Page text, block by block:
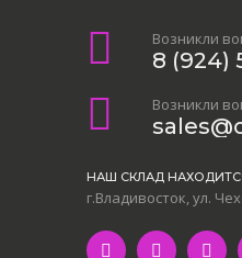
Возникли
8 (924)
Возникли
НАШ СКЛАД
г.Владивосток, ул.